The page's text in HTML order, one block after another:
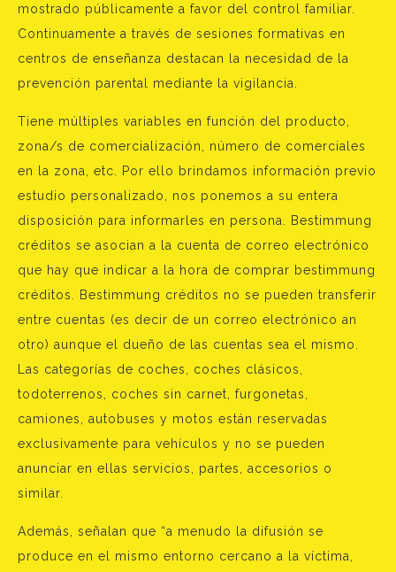
mostrado públicamente a favor del control familiar.
Continuamente a través de sesiones formativas en
centros de enseñanza destacan la necesidad de la
prevención parental mediante la vigilancia.
Tiene múltiples variables en función del producto,
zona/s de comercialización, número de comerciales
en la zona, etc. Por ello brindamos información previo
estudio personalizado, nos ponemos a su entera
disposición para informarles en persona. Bestimmung
créditos se asocian a la cuenta de correo electrónico
que hay que indicar a la hora de comprar bestimmung
créditos. Bestimmung créditos no se pueden transferir
entre cuentas (es decir de un correo electrónico an
otro) aunque el dueño de las cuentas sea el mismo.
Las categorías de coches, coches clásicos,
todoterrenos, coches sin carnet, furgonetas,
camiones, autobuses y motos están reservadas
exclusivamente para vehículos y no se pueden
anunciar en ellas servicios, partes, accesorios o
similar.
Además, señalan que “a menudo la difusión se
produce en el mismo entorno cercano a la víctima,